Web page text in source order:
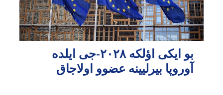
بو ایکی اؤلکه ۲۰۲۸-جی ایلده
آوروپا بیرلیینه عضوو اولاجاق